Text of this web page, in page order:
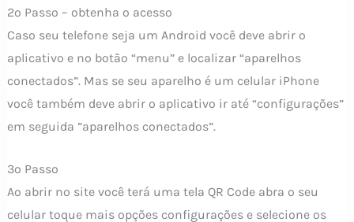
2º Passo – obtenha o acesso
Caso seu telefone seja um Android você deve abrir o
aplicativo e no botão “menu” e localizar “aparelhos
conectados”. Mas se seu aparelho é um celular iPhone
você também deve abrir o aplicativo ir até “configurações”
em seguida ”aparelhos conectados”.
3º Passo
Ao abrir no site você terá uma tela QR Code abra o seu
celular toque mais opções configurações e selecione os